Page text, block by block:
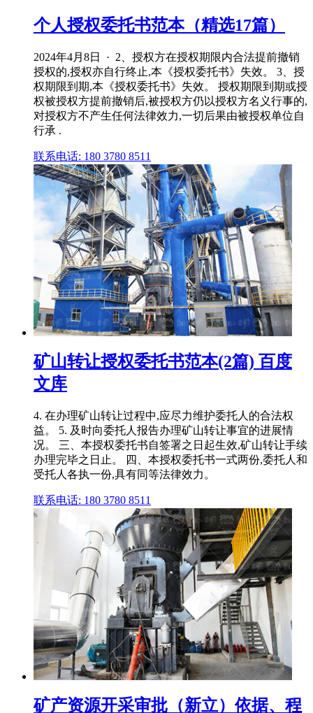
个人授权委托书范本（精选17篇）
2024年4月8日 · 2、授权方在授权期限内合法提前撤销
授权的,授权亦自行终止,本《授权委托书》失效。 3、授
权期限到期,本《授权委托书》失效。 授权期限到期或授
权被授权方提前撤销后,被授权方仍以授权方名义行事的,
对授权方不产生任何法律效力,一切后果由被授权单位自
行承 .
联系电话: 180 3780 8511
矿山转让授权委托书范本(2篇) 百度
文库
4. 在办理矿山转让过程中,应尽力维护委托人的合法权
益。 5. 及时向委托人报告办理矿山转让事宜的进展情
况。 三、本授权委托书自签署之日起生效,矿山转让手续
办理完毕之日止。 四、本授权委托书一式两份,委托人和
受托人各执一份,具有同等法律效力。
联系电话: 180 3780 8511
矿产资源开采审批（新立）依据、程